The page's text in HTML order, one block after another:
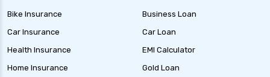
Bike Insurance
Car Insurance
Health Insurance
Home Insurance
Business Loan
Car Loan
EMI Calculator
Gold Loan